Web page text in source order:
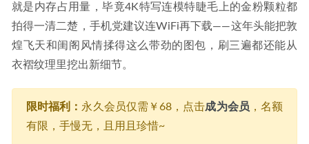
就是内存占用量，毕竟4K特写连模特睫毛上的金粉颗粒都
拍得一清二楚，手机党建议连WiFi再下载——这年头能把敦
煌飞天和闺阁风情揉得这么带劲的图包，刷三遍都还能从
衣褶纹理里挖出新细节。
限时福利： 永久会员仅需￥68，点击成为会员 ，名额
有限，手慢无，且用且珍惜~